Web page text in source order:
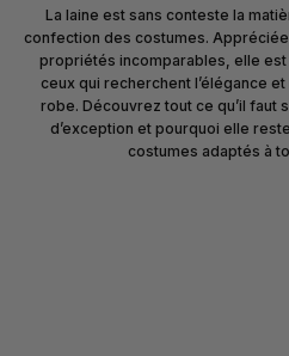
La laine est sans conteste la
confection des costumes.
propriétés incomparables, elle
ceux qui recherchent l’élégance
robe. Découvrez tout ce qu’il faut
d’exception et pourquoi elle
costumes adaptés à